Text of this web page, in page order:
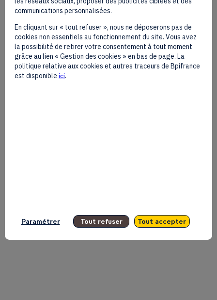
et
transition
l’accès
long
communications personnalisées.
En cliquant sur « tout refuser », nous ne déposerons pas de
cookies non essentiels au fonctionnement du site. Vous avez
la possibilité de retirer votre consentement à tout moment
grâce au lien « Gestion des cookies » en bas de page. La
politique relative aux cookies et autres traceurs de Bpifrance
est disponible ici.
Paramétrer Tout refuser Tout accepter